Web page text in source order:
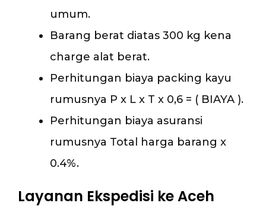
umum.
Barang berat diatas 300 kg kena
charge alat berat.
Perhitungan biaya packing kayu
rumusnya P x L x T x 0,6 = ( BIAYA ).
Perhitungan biaya asuransi
rumusnya Total harga barang x
0.4%.
Layanan Ekspedisi ke Aceh